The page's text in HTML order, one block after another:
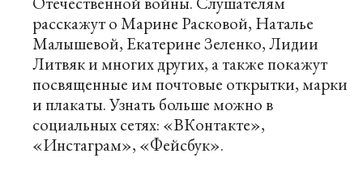
расскажут о Марине Расковой, Наталье
Малышевой, Екатерине Зеленко, Лидии
Литвяк и многих других, а также покажут
посвященные им почтовые открытки, марки
и плакаты. Узнать больше можно в
социальных сетях: «ВКонтакте»,
«Инстаграм», «Фейсбук».